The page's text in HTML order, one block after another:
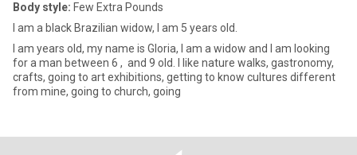
Body style: Few Extra Pounds
I am a black Brazilian widow, I am 5 years old.
I am years old, my name is Gloria, I am a widow and I am looking
for a man between 6 , and 9 old. I like nature walks, gastronomy,
crafts, going to art exhibitions, getting to know cultures different
from mine, going to church, going